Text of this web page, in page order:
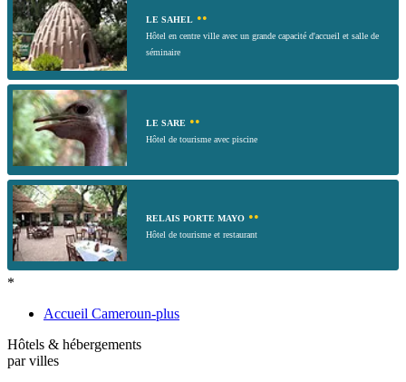
LE SAHEL ••
Hôtel en centre ville avec un grande capacité d'accueil et salle de
séminaire
LE SARE ••
Hôtel de tourisme avec piscine
RELAIS PORTE MAYO ••
Hôtel de tourisme et restaurant
*
Accueil Cameroun-plus
Hôtels & hébergements
par villes